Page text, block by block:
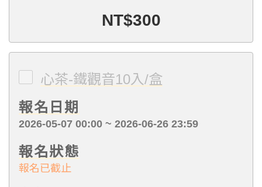
NT$300
心茶-鐵觀音10入/盒
報名日期
2026-05-07 00:00 ~ 2026-06-26 23:59
報名狀態
報名已截止